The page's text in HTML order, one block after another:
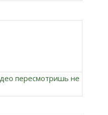
пересмотришь не